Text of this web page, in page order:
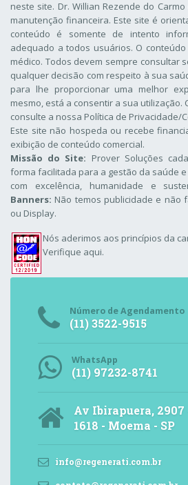
neste site. Dr. Willian Rezende do
manutenção financeira. Este site é
conteúdo é somente de intento
adequado a todos usuários. O
médico. Todos devem sempre consultar
qualquer decisão com respeito à sua
para lhe proporcionar uma melhor
mesmo, está a consentir a sua utilização.
consulte a nossa Política de Privacidade/
Este site não hospeda ou recebe
exibição de conteúdo comercial.
Missão do Site: Prover Soluções
forma facilitada para a gestão da saúde
com excelência, humanidade e
Banners: Não temos publicidade e não
ou Display.
Nós aderimos aos princípios da
Verifique aqui.
Número de Agendamento
(11) 3522-9515
WhatsApp
(11) 97232-8741
Av Ibirapuera, 2907
1618 - Moema - SP
info@regenerati.com.br